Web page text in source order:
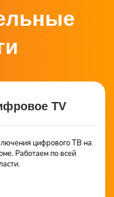
TV
цифрового ТВ на
Работаем по всей